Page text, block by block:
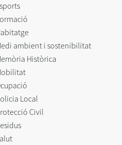
ambient i sostenibilitat
Històrica
Local
Civil